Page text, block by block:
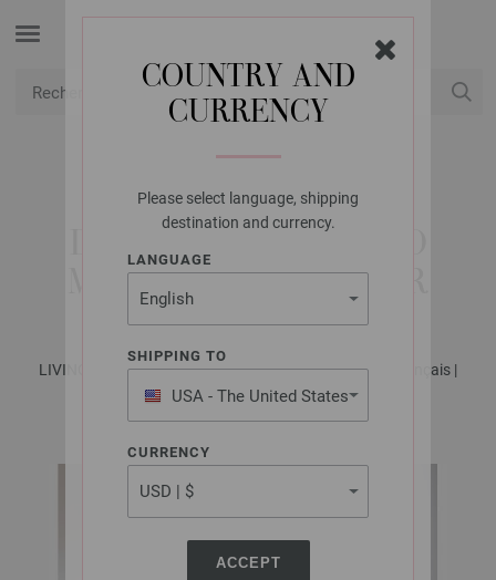
COUNTRY AND
CURRENCY
Please select language, shipping
destination and currency.
LANGUAGE
SHIPPING TO
USA - The United States
of America
CURRENCY
ACCEPT
FILATI STUDIO
DÉBARDEUR MERINO
MISCELA & SILKHAIR
LIVING No. 1 - Magazine allemand + explications en français |
Modèle 12